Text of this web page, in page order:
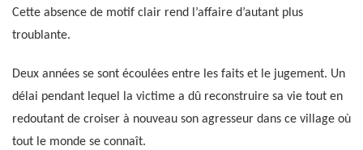
Cette absence de motif clair rend l’affaire d’autant plus
troublante.
Deux années se sont écoulées entre les faits et le jugement. Un
délai pendant lequel la victime a dû reconstruire sa vie tout en
redoutant de croiser à nouveau son agresseur dans ce village où
tout le monde se connaît.